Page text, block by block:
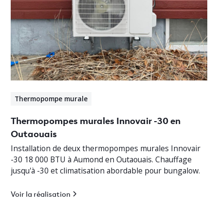
Thermopompe murale
Thermopompes murales Innovair -30 en
Outaouais
Installation de deux thermopompes murales Innovair
-30 18 000 BTU à Aumond en Outaouais. Chauffage
jusqu'à -30 et climatisation abordable pour bungalow.
Voir la réalisation